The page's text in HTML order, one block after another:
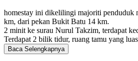
homestay ini dikelilingi majoriti penduduk
km, dari pekan Bukit Batu 14 km.
2 minit ke surau Nurul Takzim, terdapat
Terdapat 2 bilik tidur, ruang tamu yang
Baca Selengkapnya